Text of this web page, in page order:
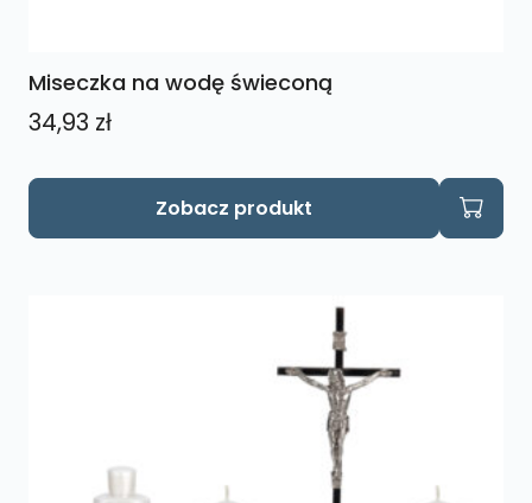
Miseczka na wodę świeconą
34,93 zł
Zobacz produkt